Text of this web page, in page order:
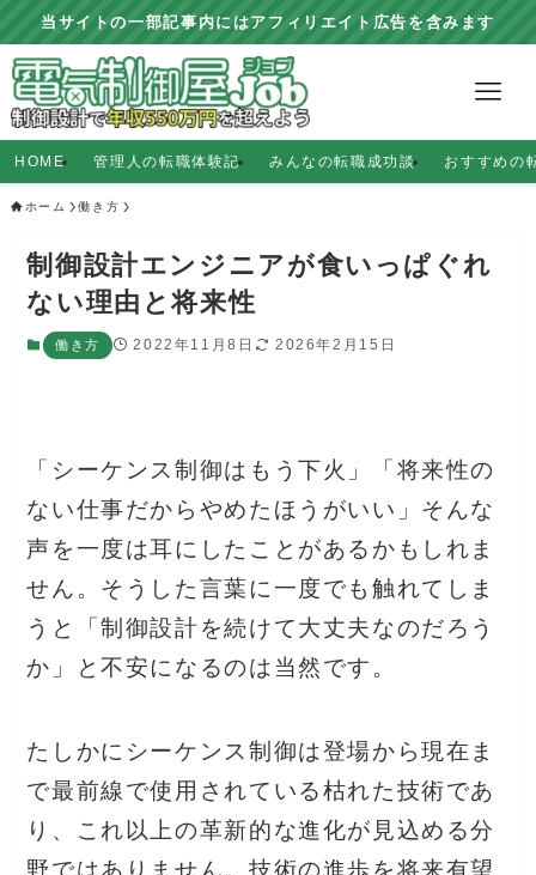
当サイトの一部記事内にはアフィリエイト広告を含みます
HOME 管理人の転職体験記 みんなの転職成功談 おすすめの
ホーム 働き方
制御設計エンジニアが食いっぱぐれ
ない理由と将来性
働き方 2022年11月8日 2026年2月15日
「シーケンス制御はもう下火」「将来性の
ない仕事だからやめたほうがいい」そんな
声を一度は耳にしたことがあるかもしれま
せん。そうした言葉に一度でも触れてしま
うと「制御設計を続けて大丈夫なのだろう
か」と不安になるのは当然です。
たしかにシーケンス制御は登場から現在ま
で最前線で使用されている枯れた技術であ
り、これ以上の革新的な進化が見込める分